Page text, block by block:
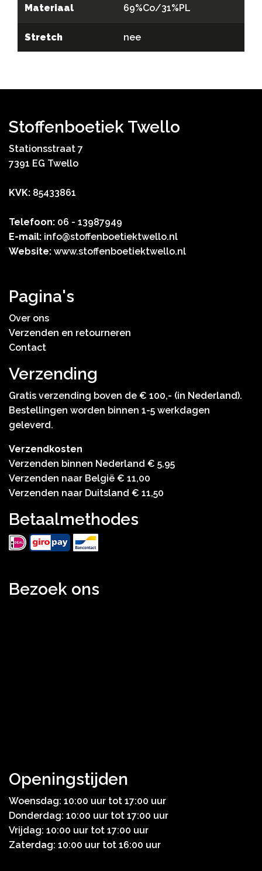
Materiaal 69%Co/31%PL
Stretch nee
Stoffenboetiek Twello
Stationsstraat 7
7391 EG Twello
KVK: 85433861
Telefoon: 06 - 13987949
E-mail: info@stoffenboetiektwello.nl
Website: www.stoffenboetiektwello.nl
Pagina's
Over ons
Verzenden en retourneren
Contact
Verzending
Gratis verzending boven de € 100,- (in Nederland).
Bestellingen worden binnen 1-5 werkdagen
geleverd.
Verzendkosten
Verzenden binnen Nederland € 5,95
Verzenden naar België € 11,00
Verzenden naar Duitsland € 11,50
Betaalmethodes
Bezoek ons
Openingstijden
Woensdag: 10:00 uur tot 17:00 uur
Donderdag: 10:00 uur tot 17:00 uur
Vrijdag: 10:00 uur tot 17:00 uur
Zaterdag: 10:00 uur tot 16:00 uur